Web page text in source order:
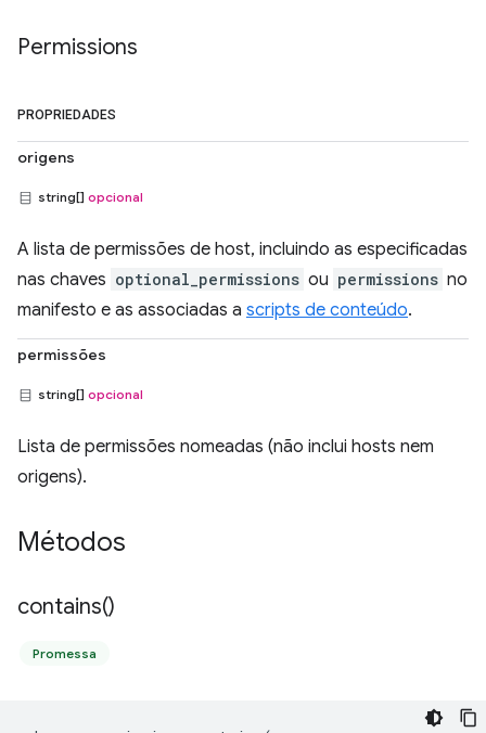
Permissions
PROPRIEDADES
origens
string[] opcional
A lista de permissões de host, incluindo as especificadas
nas chaves optional_permissions ou permissions no
manifesto e as associadas a scripts de conteúdo.
permissões
string[] opcional
Lista de permissões nomeadas (não inclui hosts nem
origens).
Métodos
contains()
Promessa